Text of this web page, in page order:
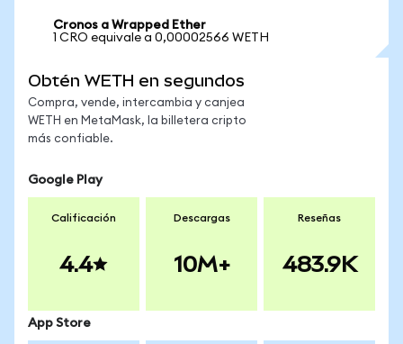
Cronos a Wrapped Ether
1 CRO equivale a 0,00002566 WETH
Obtén WETH en segundos
Compra, vende, intercambia y canjea
WETH en MetaMask, la billetera cripto
más confiable.
Google Play
Calificación
4.4
Descargas
10M+
Reseñas
483.9K
App Store